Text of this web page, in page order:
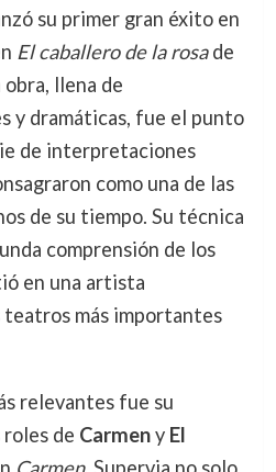
su primer gran éxito en
El caballero de la rosade
llena de
y dramáticas, fue el punto
de interpretaciones
como una de las
de su tiempo. Su técnica
comprensión de los
en una artista
más importantes
relevantes fue su
de Carmeny El